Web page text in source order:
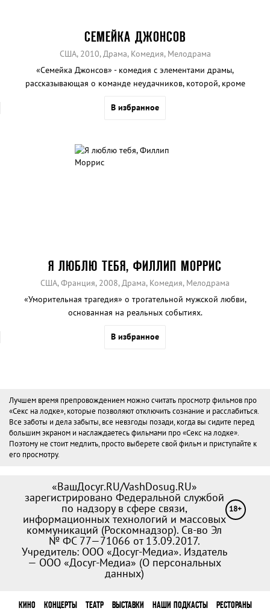
СЕМЕЙКА ДЖОНСОВ
США, 2010, Драма, Комедия, Мелодрама
«Семейка Джонсов» - комедия с элементами драмы,
рассказывающая о команде неудачников, которой, кроме
разыгрывать из себя дружное семейство.
В избранное
Я ЛЮБЛЮ ТЕБЯ, ФИЛЛИП МОРРИС
США, Франция, 2008, Драма, Комедия, Мелодрама
«Уморительная трагедия» о трогательной мужской любви,
основанная на реальных событиях.
В избранное
Лучшем время препровождением можно считать просмотр фильмов про
«Секс на лодке», которые позволяют отключить сознание и расслабиться.
Все заботы и дела забыты, все невзгоды позади, когда вы сидите перед
большим экраном и наслаждаетесь фильмами про «Секс на лодке».
Поэтому не стоит медлить, просто выберете свой фильм и приступайте к
его просмотру.
«ВашДосуг.RU/VashDosug.RU»
зарегистрировано Федеральной службой
по надзору в сфере связи,
информационных технологий и массовых
коммуникаций (Роскомнадзор). Св-во Эл
№ ФС 77—71066 от 13.09.2017.
Учредитель: ООО «Досуг-Медиа». Издатель
— ООО «Досуг-Медиа» (О персональных
данных)
18+
КИНО КОНЦЕРТЫ ТЕАТР ВЫСТАВКИ НАШИ ПОДКАСТЫ РЕСТОРАНЫ